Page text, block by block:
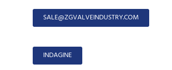
SALE@ZGVALVEINDUSTRY.COM
INDAGINE